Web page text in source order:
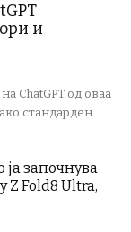
и
ChatGPT од оваа
стандарден
започнува
Z Fold8 Ultra,